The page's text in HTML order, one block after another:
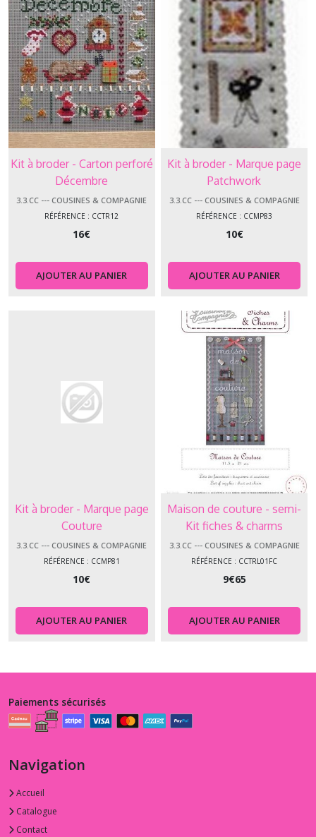
Kit à broder - Carton perforé
Décembre
3.3.CC --- COUSINES & COMPAGNIE
RÉFÉRENCE : CCTR12
16€
AJOUTER AU PANIER
Kit à broder - Marque page
Patchwork
3.3.CC --- COUSINES & COMPAGNIE
RÉFÉRENCE : CCMP83
10€
AJOUTER AU PANIER
Kit à broder - Marque page
Couture
3.3.CC --- COUSINES & COMPAGNIE
RÉFÉRENCE : CCMP81
10€
AJOUTER AU PANIER
Maison de couture - semi-
Kit fiches & charms
3.3.CC --- COUSINES & COMPAGNIE
RÉFÉRENCE : CCTRL01FC
9€65
AJOUTER AU PANIER
Paiements sécurisés
Navigation
Accueil
Catalogue
Contact